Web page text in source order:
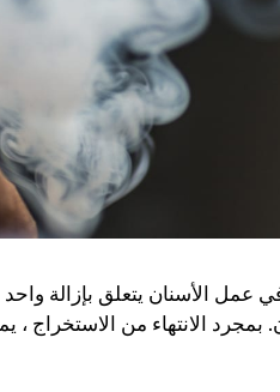
الأسنان يتعلق بإزالة
بمجرد الانتهاء من الاستخراج